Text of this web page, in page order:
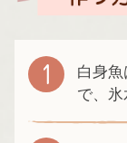
白身
で、氷